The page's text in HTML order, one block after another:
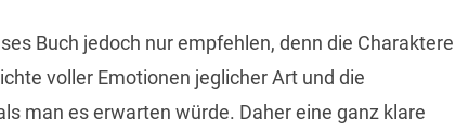
Buch jedoch nur empfehlen, denn die Charaktere
voller Emotionen jeglicher Art und die
man es erwarten würde. Daher eine ganz klare